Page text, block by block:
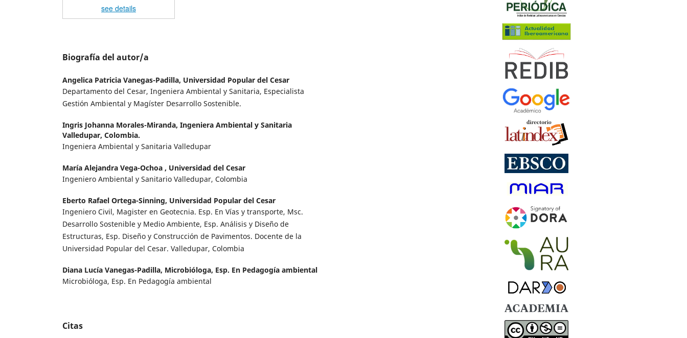
see details
Biografía del autor/a
Angelica Patricia Vanegas-Padilla, Universidad Popular del Cesar
Departamento del Cesar, Ingeniera Ambiental y Sanitaria, Especialista
Gestión Ambiental y Magíster Desarrollo Sostenible.
Ingris Johanna Morales-Miranda, Ingeniera Ambiental y Sanitaria
Valledupar, Colombia.
Ingeniera Ambiental y Sanitaria Valledupar
María Alejandra Vega-Ochoa , Universidad del Cesar
Ingeniero Ambiental y Sanitario Valledupar, Colombia
Eberto Rafael Ortega-Sinning, Universidad Popular del Cesar
Ingeniero Civil, Magister en Geotecnia. Esp. En Vías y transporte, Msc.
Desarrollo Sostenible y Medio Ambiente, Esp. Análisis y Diseño de
Estructuras, Esp. Diseño y Construcción de Pavimentos. Docente de la
Universidad Popular del Cesar. Valledupar, Colombia
Diana Lucía Vanegas-Padilla, Microbióloga, Esp. En Pedagogía ambiental
Microbióloga, Esp. En Pedagogía ambiental
Citas